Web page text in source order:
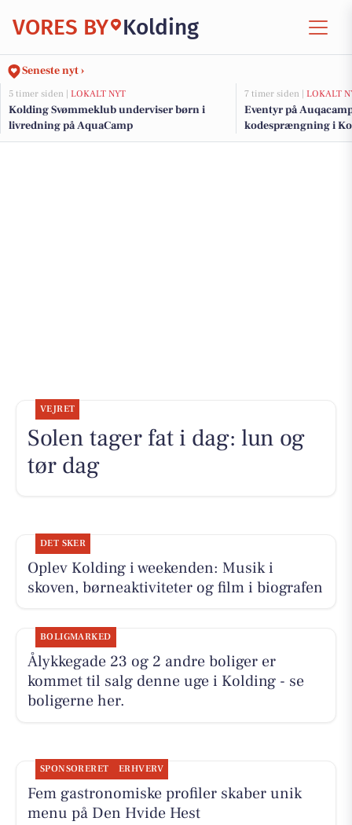
VORES BY Kolding
Seneste nyt ›
5 timer siden | LOKALT NYT
Kolding Svømmeklub underviser børn i
livredning på AquaCamp
7 timer siden | LOKALT
Eventyr på
kodesprængning i
VEJRET
Solen tager fat i dag: lun og
tør dag
DET SKER
Oplev Kolding i weekenden: Musik i
skoven, børneaktiviteter og film i biografen
BOLIGMARKED
Ålykkegade 23 og 2 andre boliger er
kommet til salg denne uge i Kolding - se
boligerne her.
SPONSORERET ERHVERV
Fem gastronomiske profiler skaber unik
menu på Den Hvide Hest